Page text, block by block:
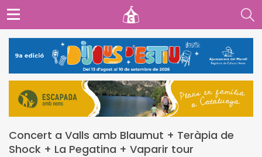
Concert a Valls amb Blaumut + Teràpia de
Shock + La Pegatina + Vaparir tour